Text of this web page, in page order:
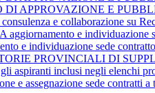
DI APPROVAZIONE E
e collaborazione su
aggiornamento e individuazione
e individuazione sede
PROVINCIALI DI
aspiranti inclusi negli elenchi
e assegnazione sede contratti